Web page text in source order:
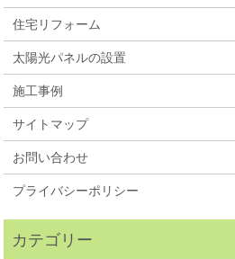
住宅リフォーム
太陽光パネルの設置
施工事例
サイトマップ
お問い合わせ
プライバシーポリシー